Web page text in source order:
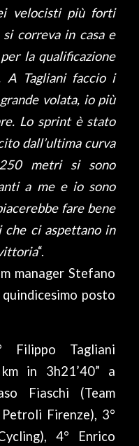
velocisti più forti
correva in casa e
la qualificazione
A Tagliani faccio i
volata, io più
Lo sprint è stato
dall’ultima curva
metri si sono
a me e io sono
fare bene
che ci aspettano in
“.
manager Stefano
posto
Filippo Tagliani
in 3h21’40” a
Fiaschi (Team
Firenze), 3°
4° Enrico